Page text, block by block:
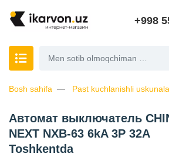
+998
Bosh sahifa Past kuchlanishli
Автомат выключатель
NEXT NXB-63 6kA 3P 32A
Toshkentda